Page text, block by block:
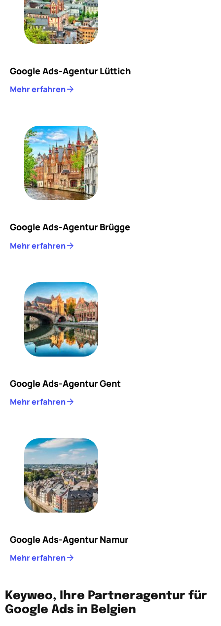
Google Ads-Agentur Lüttich
Mehr erfahren
Google Ads-Agentur Brügge
Mehr erfahren
Google Ads-Agentur Gent
Mehr erfahren
Google Ads-Agentur Namur
Mehr erfahren
Keyweo, Ihre Partneragentur für
Google Ads in Belgien